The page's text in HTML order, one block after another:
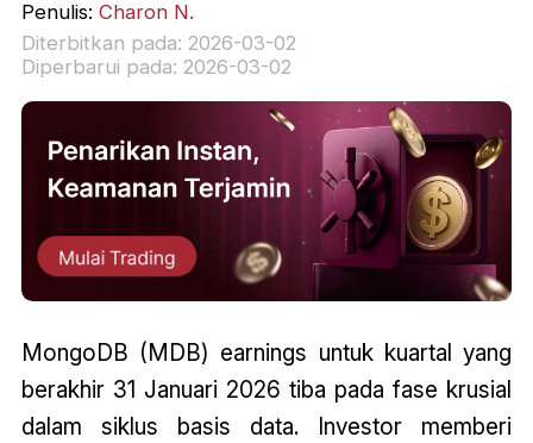
Penulis: Charon N.
Diterbitkan pada: 2026-03-02
Diperbarui pada: 2026-03-02
MongoDB (MDB) earnings untuk kuartal yang
berakhir 31 Januari 2026 tiba pada fase krusial
dalam siklus basis data. Investor memberi